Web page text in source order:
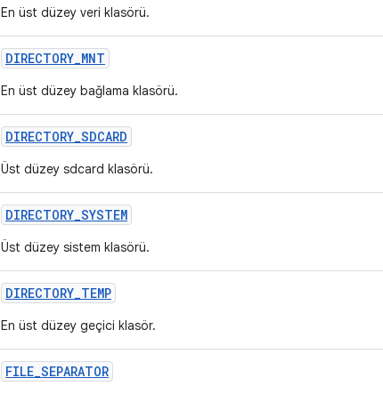
En üst düzey veri klasörü.
DIRECTORY_MNT
En üst düzey bağlama klasörü.
DIRECTORY_SDCARD
Üst düzey sdcard klasörü.
DIRECTORY_SYSTEM
Üst düzey sistem klasörü.
DIRECTORY_TEMP
En üst düzey geçici klasör.
FILE_SEPARATOR